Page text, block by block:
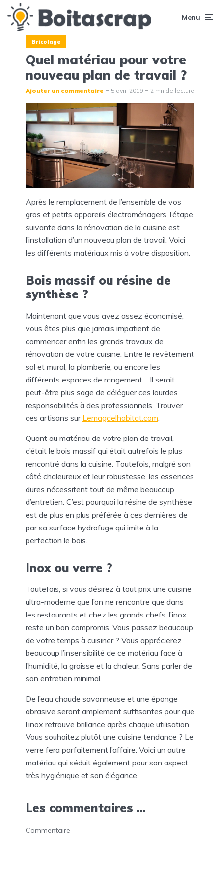
Menu
Bricolage
Quel matériau pour votre
nouveau plan de travail ?
Ajouter un commentaire 5 avril 2019 2 mn de lecture
Après le remplacement de l’ensemble de vos
gros et petits appareils électroménagers, l’étape
suivante dans la rénovation de la cuisine est
l’installation d’un nouveau plan de travail. Voici
les différents matériaux mis à votre disposition.
Bois massif ou résine de
synthèse ?
Maintenant que vous avez assez économisé,
vous êtes plus que jamais impatient de
commencer enfin les grands travaux de
rénovation de votre cuisine. Entre le revêtement
sol et mural, la plomberie, ou encore les
différents espaces de rangement… Il serait
peut-être plus sage de déléguer ces lourdes
responsabilités à des professionnels. Trouver
ces artisans sur Lemagdelhabitat.com
Quant au matériau de votre plan de travail,
c’était le bois massif qui était autrefois le plus
rencontré dans la cuisine. Toutefois, malgré son
côté chaleureux et leur robustesse, les essences
dures nécessitent tout de même beaucoup
d’entretien. C’est pourquoi la résine de synthèse
est de plus en plus préférée à ces dernières de
par sa surface hydrofuge qui imite à la
perfection le bois.
Inox ou verre ?
Toutefois, si vous désirez à tout prix une cuisine
ultra-moderne que l’on ne rencontre que dans
les restaurants et chez les grands chefs, l’inox
reste un bon compromis. Vous passez beaucoup
de votre temps à cuisiner ? Vous apprécierez
beaucoup l’insensibilité de ce matériau face à
l’humidité, la graisse et la chaleur. Sans parler de
son entretien minimal.
De l’eau chaude savonneuse et une éponge
abrasive seront amplement suffisantes pour que
l’inox retrouve brillance après chaque utilisation.
Vous souhaitez plutôt une cuisine tendance ? Le
verre fera parfaitement l’affaire. Voici un autre
matériau qui séduit également pour son aspect
très hygiénique et son élégance.
Les commentaires ...
Commentaire